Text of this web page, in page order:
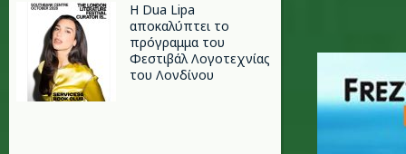
Η Dua Lipa
αποκαλύπτει το
πρόγραμμα του
Φεστιβάλ Λογοτεχνίας
του Λονδίνου